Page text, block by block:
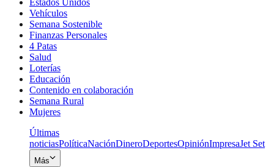
Vehículos
Semana Sostenible
Finanzas Personales
4 Patas
Salud
Loterías
Educación
Contenido en colaboración
Semana Rural
Mujeres
Últimas
noticiasPolíticaNaciónDineroDeportesOpiniónImpresaJet Set
Más